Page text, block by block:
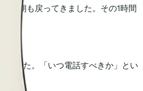
翌朝も戻ってきました。その1時間
ました。「いつ電話すべきか」とい